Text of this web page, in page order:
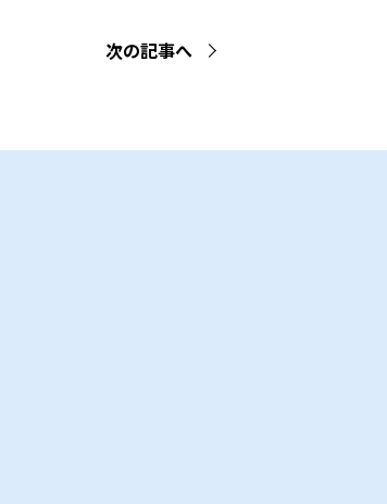
次の記事へ